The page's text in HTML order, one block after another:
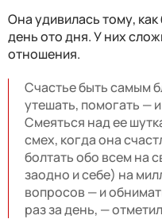
Она удивилась тому,
день ото дня. У них
отношения.
Счастье быть самым
утешать, помогать —
Смеяться над ее
смех, когда она
болтать обо всем на
заодно и себе) на
вопросов — и
раз за день, —